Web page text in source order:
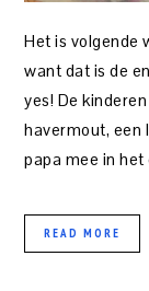
Het is volgende
want dat is de
yes! De
havermout, een
papa mee in
READ MORE